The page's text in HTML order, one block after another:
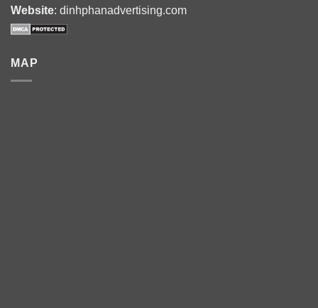
Website: dinhphanadvertising.com
MAP